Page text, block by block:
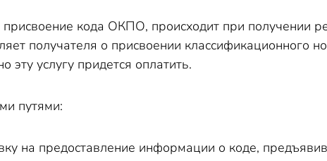
кода ОКПО, происходит при получении
получателя о присвоении классификационного
эту услугу придется оплатить.
путями:
на предоставление информации о коде,